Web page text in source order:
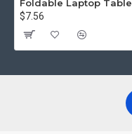
Foldable Laptop Table
$7.56